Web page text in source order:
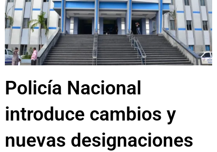
Policía Nacional
introduce cambios y
nuevas designaciones